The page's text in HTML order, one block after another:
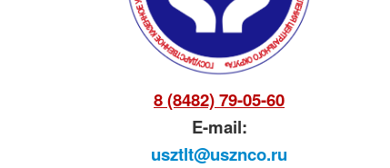
8 (8482) 79-05-60
E-mail:
usztlt@usznco.ru